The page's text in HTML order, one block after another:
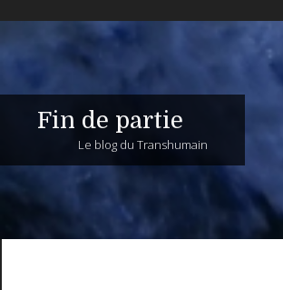
Fin de partie
Le blog du Transhumain